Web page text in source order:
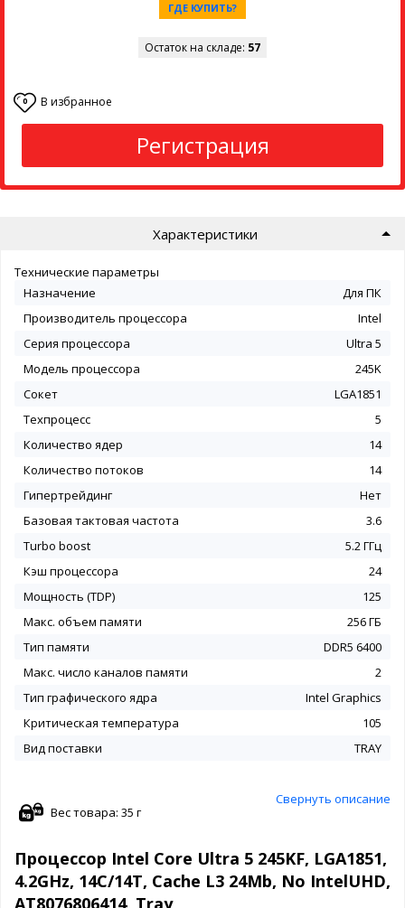
ГДЕ КУПИТЬ?
Остаток на складе: 57
0 В избранное
Регистрация
Характеристики
Технические параметры
Назначение
Для ПК
Производитель процессора
Intel
Серия процессора
Ultra 5
Модель процессора
245K
Сокет
LGA1851
Техпроцесс
5
Количество ядер
14
Количество потоков
14
Гипертрейдинг
Нет
Базовая тактовая частота
3.6
Turbo boost
5.2 ГГц
Кэш процессора
24
Мощность (TDP)
125
Макс. объем памяти
256 ГБ
Тип памяти
DDR5 6400
Макс. число каналов памяти
2
Тип графического ядра
Intel Graphics
Критическая температура
105
Вид поставки
TRAY
Свернуть описание
Вес товара: 35 г
Процессор Intel Core Ultra 5 245KF, LGA1851,
4.2GHz, 14C/14T, Cache L3 24Mb, No IntelUHD,
AT8076806414, Tray